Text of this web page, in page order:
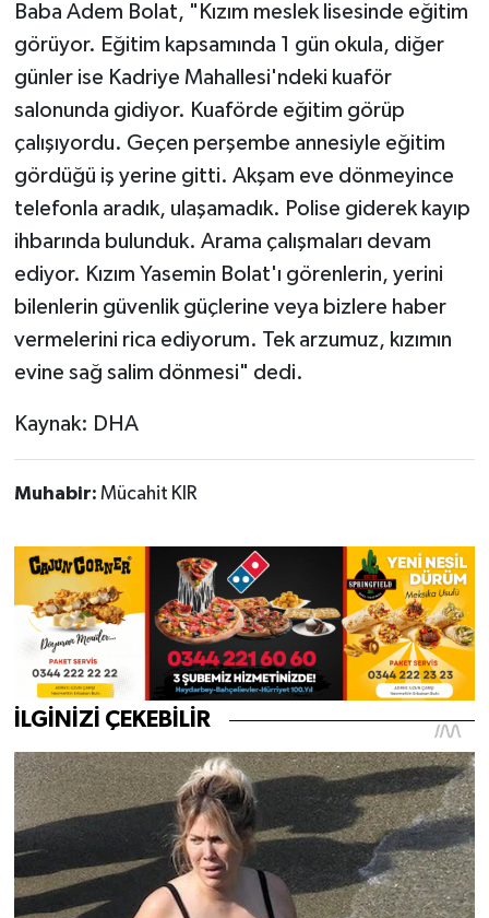
Baba Adem Bolat, "Kızım meslek lisesinde eğitim
görüyor. Eğitim kapsamında 1 gün okula, diğer
günler ise Kadriye Mahallesi'ndeki kuaför
salonunda gidiyor. Kuaförde eğitim görüp
çalışıyordu. Geçen perşembe annesiyle eğitim
gördüğü iş yerine gitti. Akşam eve dönmeyince
telefonla aradık, ulaşamadık. Polise giderek kayıp
ihbarında bulunduk. Arama çalışmaları devam
ediyor. Kızım Yasemin Bolat'ı görenlerin, yerini
bilenlerin güvenlik güçlerine veya bizlere haber
vermelerini rica ediyorum. Tek arzumuz, kızımın
evine sağ salim dönmesi" dedi.
Kaynak: DHA
Muhabir: Mücahit KIR